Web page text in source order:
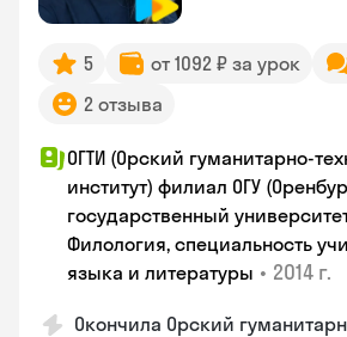
5 от 1092 ₽ за урок
2 отзыва
ОГТИ (Орский гуманитарно-
институт) филиал ОГУ
государственный
Филология, специальность
языка и литературы • 2014 г.
Окончила Орский